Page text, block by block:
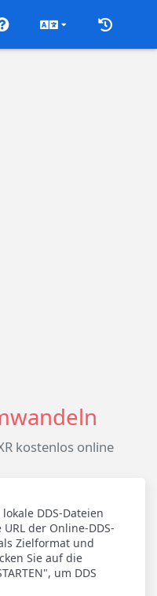
kostenlos online
DDS-Dateien
der Online-DDS-
Zielformat und
Sie auf die
um DDS